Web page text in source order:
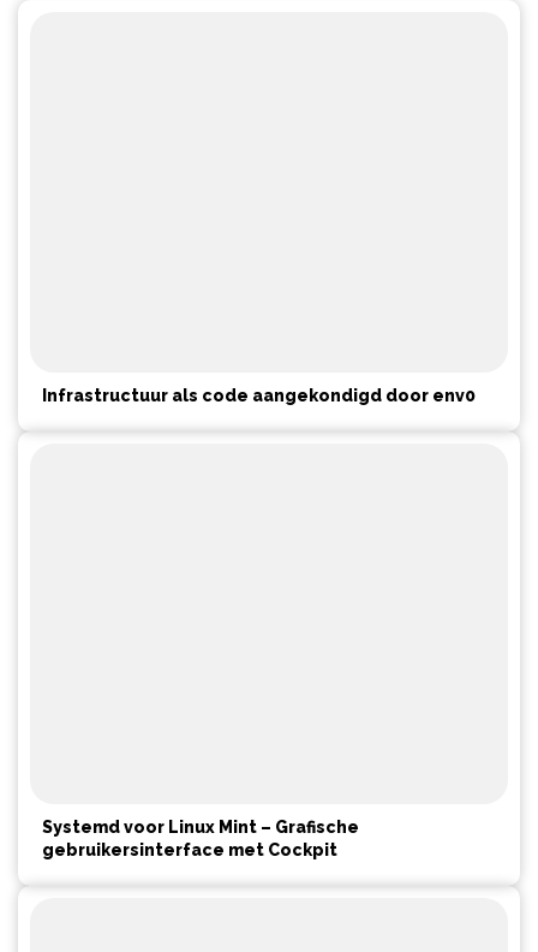
Infrastructuur als code aangekondigd door env0
Systemd voor Linux Mint – Grafische
gebruikersinterface met Cockpit